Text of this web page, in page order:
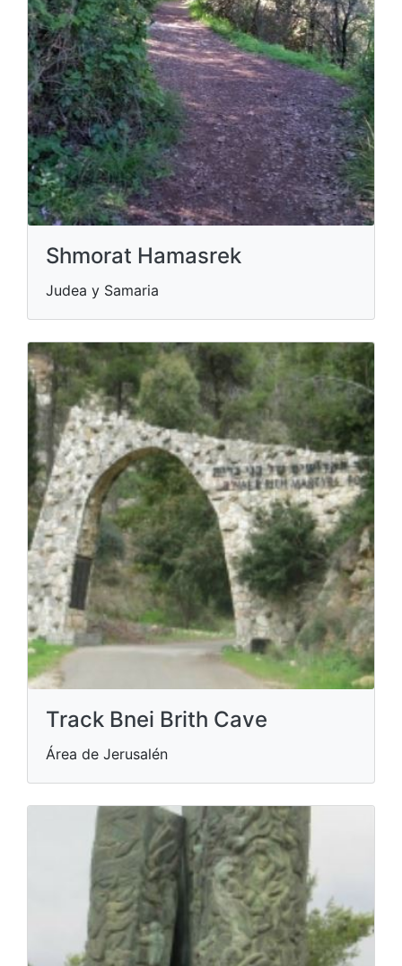
Shmorat Hamasrek
Judea y Samaria
Track Bnei Brith Cave
Área de Jerusalén